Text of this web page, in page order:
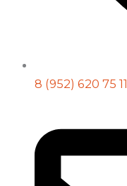
8 (952) 620 75 11